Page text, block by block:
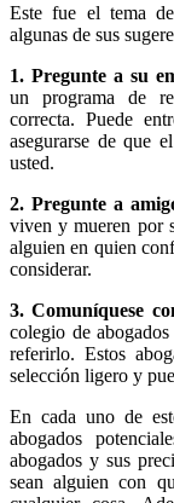
Este fue el tema
algunas de sus
1. Pregunte a su
un programa de
correcta. Puede
asegurarse de que
usted.
2. Pregunte a
viven y mueren por
alguien en quien
considerar.
3. Comuníquese
colegio de
referirlo. Estos
selección ligero y
En cada uno de
abogados
abogados y sus
sean alguien con